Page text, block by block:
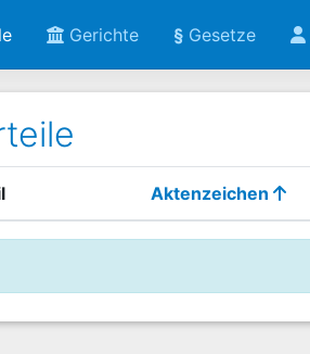
Gerichte § Gesetze
Aktenzeichen